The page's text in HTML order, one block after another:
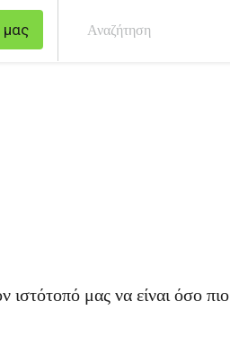
μας
ιστότοπό μας να είναι όσο πιο